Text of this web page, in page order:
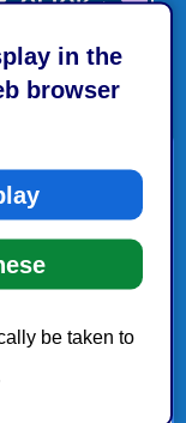
in the
browser
be taken to